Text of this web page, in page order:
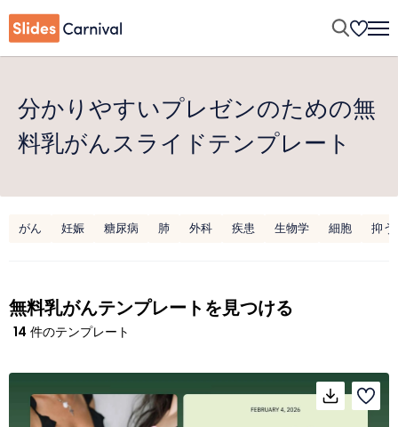
分かりやすいプレゼンのための無
料乳がんスライドテンプレート
がん 妊娠 糖尿病 肺 外科 疾患 生物学 細胞 抑う
無料乳がんテンプレートを見つける
14 件のテンプレート